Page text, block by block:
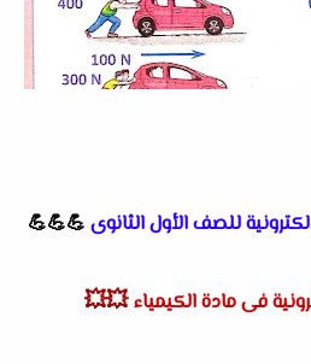
للصف الأول الثانوى 💪💪💪
فى مادة الكيمياء 💥💥